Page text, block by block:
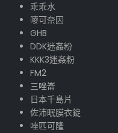
乖乖水
嘜可奈因
GHB
DDK迷姦粉
KKK3迷姦粉
FM2
三唑崙
日本千島片
佐沛眠膜衣錠
唑匹可隆